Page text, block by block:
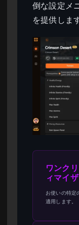
倒な設定メ
を提供しま
ワンク
ィマイ
お使いの特定
適用します。